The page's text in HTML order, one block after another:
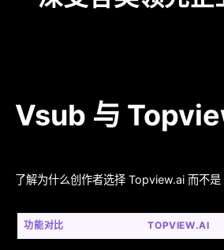
Vsub 与
了解为什么创作者选择 Topview.ai 而不是
功能对比 TOPVIEW.AI